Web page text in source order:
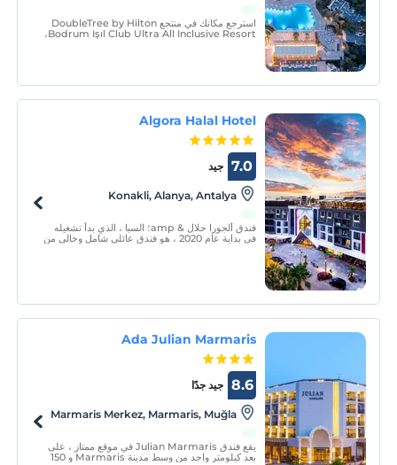
استرجع مكانك في منتجع DoubleTree by Hilton
Bodrum Işıl Club Ultra All Inclusive Resort،
Algora Halal Hotel
جيد 7.0
Konakli, Alanya, Antalya
فندق ألجورا حلال & amp؛ السبا ، الذي بدأ تشغيله
في بداية عام 2020 ، هو فندق عائلي شامل وخالي من
Ada Julian Marmaris
جيد جدًا 8.6
Marmaris Merkez, Marmaris, Muğla
يقع فندق Julian Marmaris في موقع ممتاز ، على
بعد كيلومتر واحد من وسط مدينة Marmaris و 150